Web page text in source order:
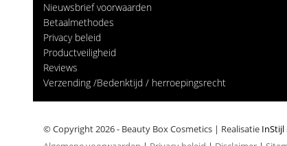
Nieuwsbrief voorwaarden
Betaalmethodes
Privacy beleid
Productveiligheid
Reviews
Verzending /Bedenktijd / herroepingsrecht
© Copyright 2026 - Beauty Box Cosmetics | Realisatie InStijl